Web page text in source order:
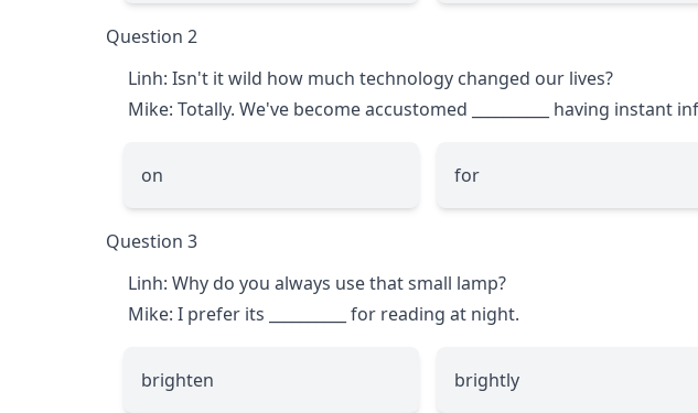
Question 2
Linh: Isn't it wild how much technology changed our lives?
Mike: Totally. We've become accustomed
having instant
on for
Question 3
Linh: Why do you always use that small lamp?
Mike: I prefer its
for reading at night.
brighten brightly